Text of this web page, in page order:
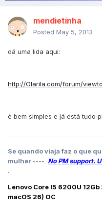
mendietinha
Posted May 5, 2013
dá uma lida aqui:
http://Olarila.com/forum/
é bem simples e já está tudo
Se quando viaja faz o que
mulher ---- No PM support.
.
Lenovo Core I5 6200U
macOS 26) OC